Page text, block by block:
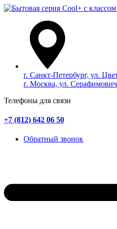
г. Санкт-Петербург, ул.
г. Москва, ул.
Телефоны для связи
+7 (812) 642 06 50
Обратный звонок